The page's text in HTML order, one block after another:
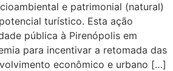
e patrimonial (natural)
turístico. Esta ação
pública à Pirenópolis em
para incentivar a retomada das
econômico e urbano […]